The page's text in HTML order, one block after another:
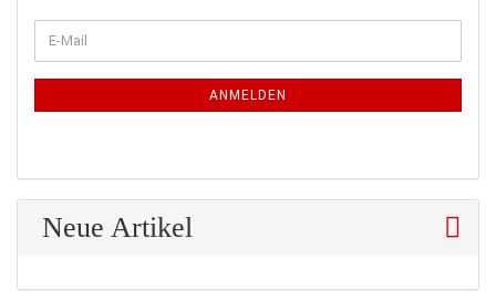
ZUR
NEWSLETTER-
E-
Mail
ANMELDEN
Neue Artikel